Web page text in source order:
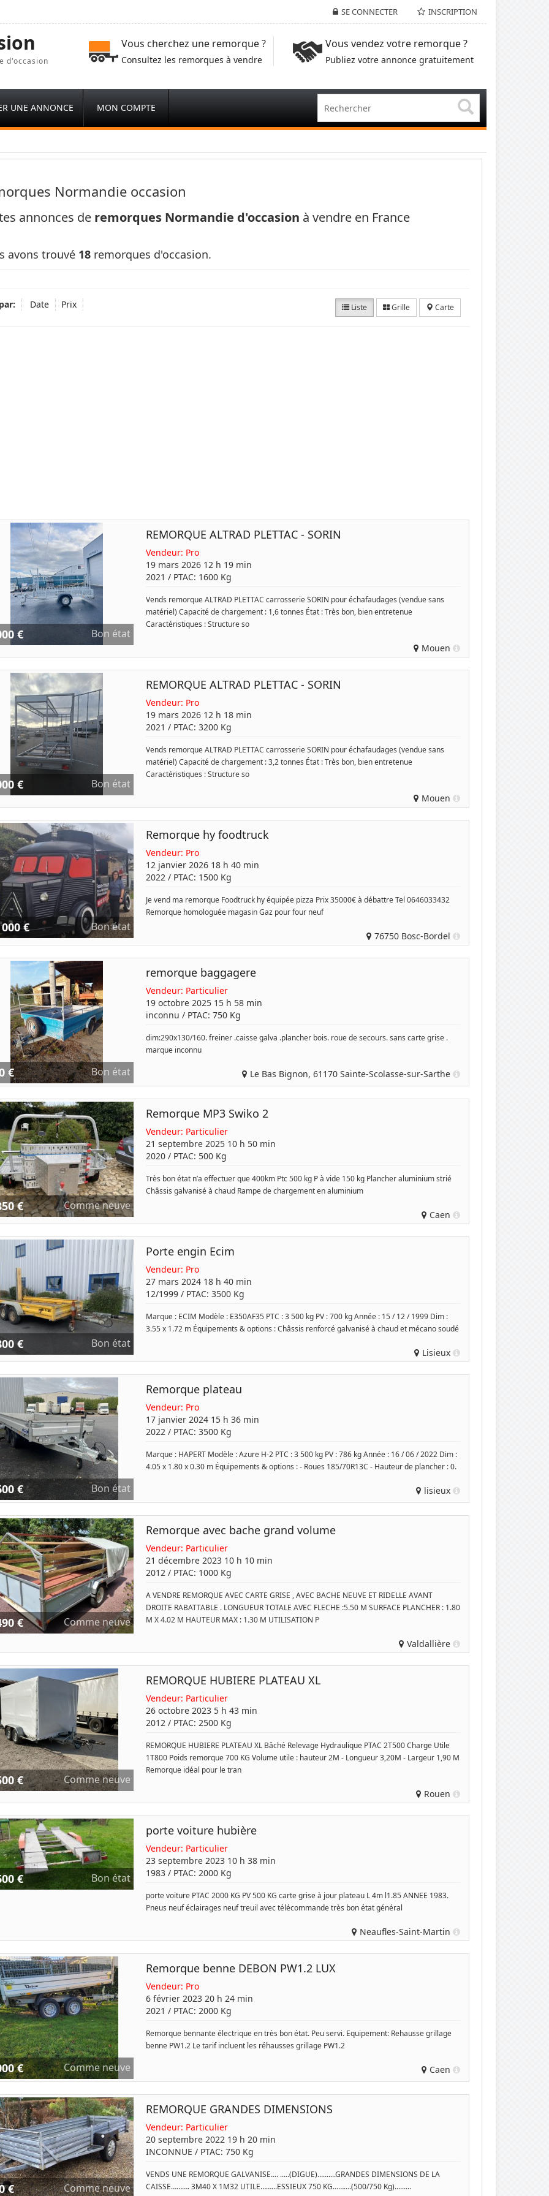
SE CONNECTER INSCRIPTION
d'occasion
Vous cherchez une remorque ?
Consultez les remorques à vendre
Vous vendez votre remorque ?
Publiez votre annonce gratuitement
UNE ANNONCE MON COMPTE
Normandie occasion
annonces de remorques Normandie d'occasion à vendre en France
avons trouvé 18remorques d'occasion.
Date Prix Liste Grille Carte
€ Bon état
REMORQUE ALTRAD PLETTAC - SORIN
Vendeur: Pro
19 mars 2026 12 h 19 min
2021 / PTAC: 1600Kg
Vends remorque ALTRAD PLETTAC carrosserie SORIN pour échafaudages (vendue sans
matériel) Capacité de chargement : 1,6 tonnes État : Très bon, bien entretenue
Caractéristiques : Structure so
Mouen
€ Bon état
REMORQUE ALTRAD PLETTAC - SORIN
Vendeur: Pro
19 mars 2026 12 h 18 min
2021 / PTAC: 3200Kg
Vends remorque ALTRAD PLETTAC carrosserie SORIN pour échafaudages (vendue sans
matériel) Capacité de chargement : 3,2 tonnes État : Très bon, bien entretenue
Caractéristiques : Structure so
Mouen
€ Bon état
Remorque hy foodtruck
Vendeur: Pro
12 janvier 2026 18 h 40 min
2022/ PTAC: 1500Kg
Je vend ma remorque Foodtruck hy équipée pizza Prix 35000€ à débattre Tel 0646033432
Remorque homologuée magasin Gaz pour four neuf
76750 Bosc-Bordel
€ Bon état
remorque baggagere
Vendeur: Particulier
19 octobre 2025 15 h 58 min
inconnu / PTAC: 750Kg
dim:290x130/160. freiner .caisse galva .plancher bois. roue de secours. sans carte grise .
marque inconnu
Le Bas Bignon, 61170 Sainte-Scolasse-sur-Sarthe
€ Comme neuve
Remorque MP3 Swiko 2
Vendeur: Particulier
21 septembre 2025 10 h 50 min
2020/ PTAC: 500Kg
Très bon état n’a effectuer que 400km Ptc 500 kg P à vide 150 kg Plancher aluminium strié
Châssis galvanisé à chaud Rampe de chargement en aluminium
Caen
€ Bon état
Porte engin Ecim
Vendeur: Pro
27 mars 2024 18 h 40 min
12/1999/ PTAC: 3500Kg
Marque : ECIM Modèle : E350AF35 PTC : 3 500 kg PV : 700 kg Année : 15 / 12 / 1999 Dim :
3.55 x 1.72 m Équipements & options : Châssis renforcé galvanisé à chaud et mécano soudé
Lisieux
€ Bon état
Remorque plateau
Vendeur: Pro
17 janvier 2024 15 h 36 min
2022/ PTAC: 3500Kg
Marque : HAPERT Modèle : Azure H-2 PTC : 3 500 kg PV : 786 kg Année : 16 / 06 / 2022 Dim :
4.05 x 1.80 x 0.30 m Équipements & options : - Roues 185/70R13C - Hauteur de plancher : 0.
lisieux
€ Comme neuve
Remorque avec bache grand volume
Vendeur: Particulier
21 décembre 2023 10 h 10 min
2012/ PTAC: 1000Kg
A VENDRE REMORQUE AVEC CARTE GRISE , AVEC BACHE NEUVE ET RIDELLE AVANT
DROITE RABATTABLE . LONGUEUR TOTALE AVEC FLECHE :5.50 M SURFACE PLANCHER : 1.80
M X 4.02 M HAUTEUR MAX : 1.30 M UTILISATION P
Valdallière
€ Comme neuve
REMORQUE HUBIERE PLATEAU XL
Vendeur: Particulier
26 octobre 2023 5 h 43 min
2012/ PTAC: 2500Kg
REMORQUE HUBIERE PLATEAU XL Bâché Relevage Hydraulique PTAC 2T500 Charge Utile
1T800 Poids remorque 700 KG Volume utile : hauteur 2M - Longueur 3,20M - Largeur 1,90 M
Remorque idéal pour le tran
Rouen
€ Bon état
porte voiture hubière
Vendeur: Particulier
23 septembre 2023 10 h 38 min
1983/ PTAC: 2000Kg
porte voiture PTAC 2000 KG PV 500 KG carte grise à jour plateau L 4m l1.85 ANNEE 1983.
Pneus neuf éclairages neuf treuil avec télécommande très bon état général
Neaufles-Saint-Martin
€ Comme neuve
Remorque benne DEBON PW1.2 LUX
Vendeur: Pro
6 février 2023 20 h 24 min
2021 / PTAC: 2000Kg
Remorque bennante électrique en très bon état. Peu servi. Equipement: Rehausse grillage
benne PW1.2 Le tarif incluent les réhausses grillage PW1.2
Caen
€ Comme neuve
REMORQUE GRANDES DIMENSIONS
Vendeur: Particulier
20 septembre 2022 19 h 20 min
INCONNUE / PTAC: 750Kg
VENDS UNE REMORQUE GALVANISE.... .....(DIGUE)..........GRANDES DIMENSIONS DE LA
CAISSE………. 3M40 X 1M32 UTILE……...ESSIEUX 750 KG……….(500/750 Kg).........